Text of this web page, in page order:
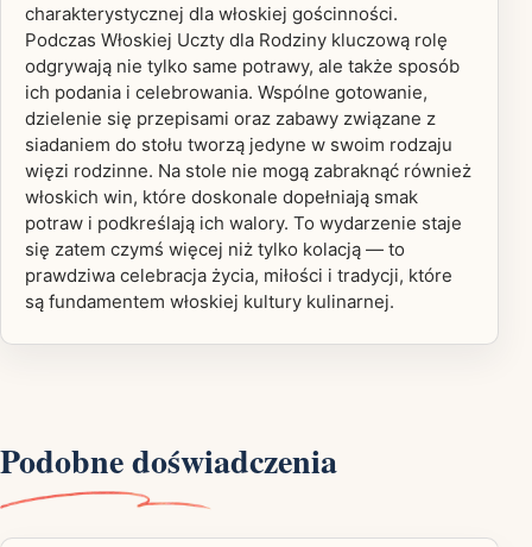
charakterystycznej dla włoskiej gościnności.
Podczas Włoskiej Uczty dla Rodziny kluczową rolę
odgrywają nie tylko same potrawy, ale także sposób
ich podania i celebrowania. Wspólne gotowanie,
dzielenie się przepisami oraz zabawy związane z
siadaniem do stołu tworzą jedyne w swoim rodzaju
więzi rodzinne. Na stole nie mogą zabraknąć również
włoskich win, które doskonale dopełniają smak
potraw i podkreślają ich walory. To wydarzenie staje
się zatem czymś więcej niż tylko kolacją — to
prawdziwa celebracja życia, miłości i tradycji, które
są fundamentem włoskiej kultury kulinarnej.
Podobne doświadczenia